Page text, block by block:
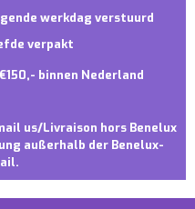
werkdag verstuurd
verpakt
binnen Nederland
us/Livraison hors Benelux
außerhalb der Benelux-